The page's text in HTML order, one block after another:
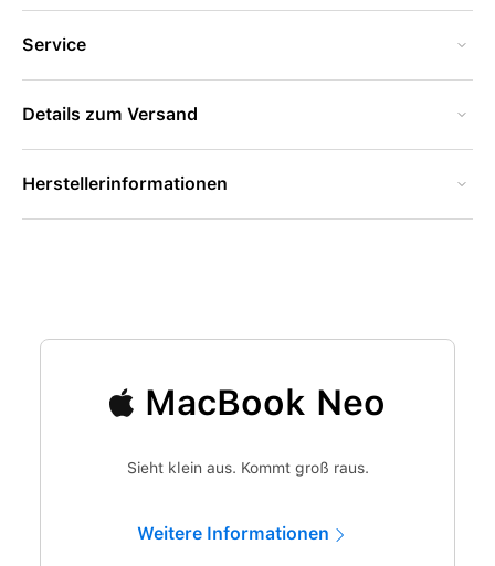
Service
Details zum Versand
Herstellerinformationen
MacBook Neo
Sieht klein aus. Kommt groß raus.
Weitere Informationen